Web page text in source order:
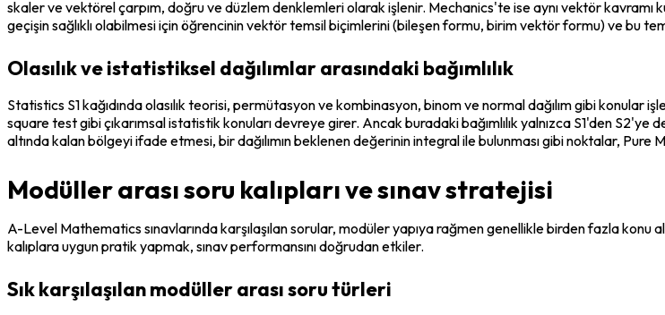
skaler ve vektörel çarpım, doğru ve düzlem denklemleri olarak işlenir. Mechanics'te ise aynı vektör
geçişin sağlıklı olabilmesi için öğrencinin vektör temsil biçimlerini (bileşen formu, birim vektör formu) ve bu
Olasılık ve istatistiksel dağılımlar arasındaki bağımlılık
Statistics S1 kağıdında olasılık teorisi, permütasyon ve kombinasyon, binom ve normal dağılım gibi konular
square test gibi çıkarımsal istatistik konuları devreye girer. Ancak buradaki bağımlılık yalnızca S1'den S2'ye
altında kalan bölgeyi ifade etmesi, bir dağılımın beklenen değerinin integral ile bulunması gibi noktalar,
Modüller arası soru kalıpları ve sınav stratejisi
A-Level Mathematics sınavlarında karşılaşılan sorular, modüler yapıya rağmen genellikle birden fazla konu
kalıplara uygun pratik yapmak, sınav performansını doğrudan etkiler.
Sık karşılaşılan modüller arası soru türleri